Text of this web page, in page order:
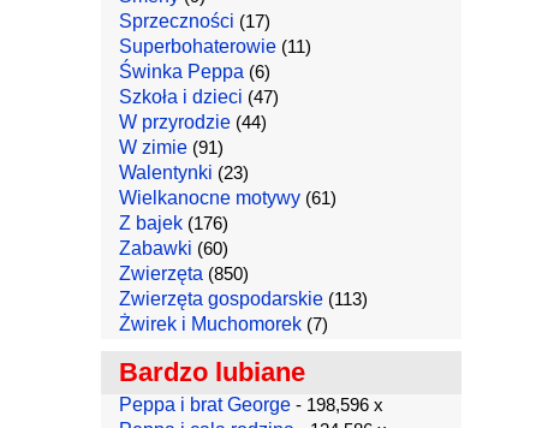
Sprzeczności (17)
Superbohaterowie(11)
Świnka Peppa (6)
Szkoła i dzieci (47)
W przyrodzie(44)
W zimie(91)
Walentynki (23)
Wielkanocne motywy(61)
Z bajek(176)
Zabawki (60)
Zwierzęta (850)
Zwierzęta gospodarskie(113)
Żwirek i Muchomorek(7)
Bardzo lubiane
Peppa i brat George- 198,596 x